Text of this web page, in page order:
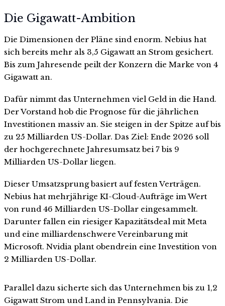
Die Gigawatt-Ambition
Die Dimensionen der Pläne sind enorm. Nebius hat
sich bereits mehr als 3,5 Gigawatt an Strom gesichert.
Bis zum Jahresende peilt der Konzern die Marke von 4
Gigawatt an.
Dafür nimmt das Unternehmen viel Geld in die Hand.
Der Vorstand hob die Prognose für die jährlichen
Investitionen massiv an. Sie steigen in der Spitze auf bis
zu 25 Milliarden US-Dollar. Das Ziel: Ende 2026 soll
der hochgerechnete Jahresumsatz bei 7 bis 9
Milliarden US-Dollar liegen.
Dieser Umsatzsprung basiert auf festen Verträgen.
Nebius hat mehrjährige KI-Cloud-Aufträge im Wert
von rund 46 Milliarden US-Dollar eingesammelt.
Darunter fallen ein riesiger Kapazitätsdeal mit Meta
und eine milliardenschwere Vereinbarung mit
Microsoft. Nvidia plant obendrein eine Investition von
2 Milliarden US-Dollar.
Parallel dazu sicherte sich das Unternehmen bis zu 1,2
Gigawatt Strom und Land in Pennsylvania. Die